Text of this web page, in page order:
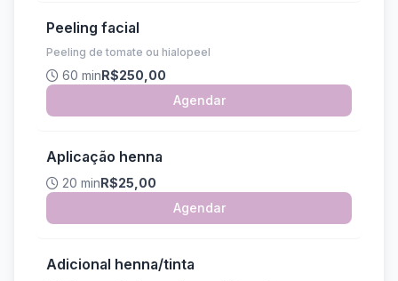
Peeling facial
Peeling de tomate ou hialopeel
60 minR$250,00
Agendar
Aplicação henna
20 minR$25,00
Agendar
Adicional henna/tinta